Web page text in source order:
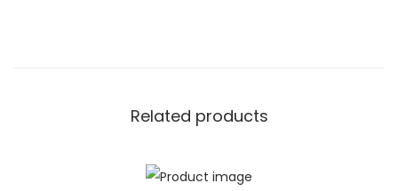
Related products